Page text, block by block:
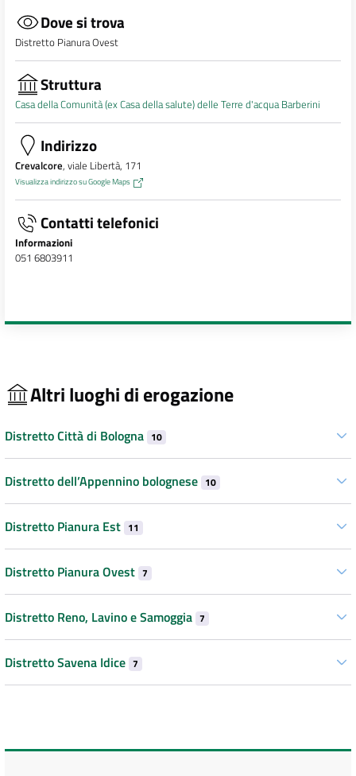
Dove si trova
Distretto Pianura Ovest
Struttura
Casa della Comunità (ex Casa della salute) delle Terre d'acqua Barberini
Indirizzo
Crevalcore, viale Libertà, 171
Visualizza indirizzo su Google Maps
Contatti telefonici
Informazioni
051 6803911
Altri luoghi di erogazione
Distretto Città di Bologna 10
Distretto dell’Appennino bolognese 10
Distretto Pianura Est 11
Distretto Pianura Ovest 7
Distretto Reno, Lavino e Samoggia 7
Distretto Savena Idice 7